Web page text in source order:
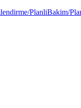
PlanliBakim/